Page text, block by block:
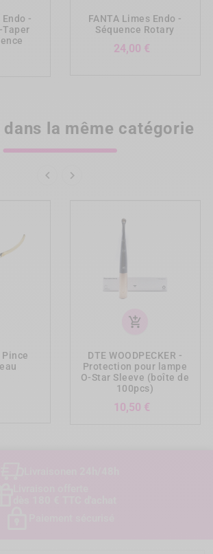
-
Taper
FANTA Limes Endo -
Séquence Rotary
24,00 €
la même catégorie
 
Pince
add_shopping_cart
DTE WOODPECKER -
Protection pour lampe
O-Star Sleeve (boîte de
100pcs)
10,50 €